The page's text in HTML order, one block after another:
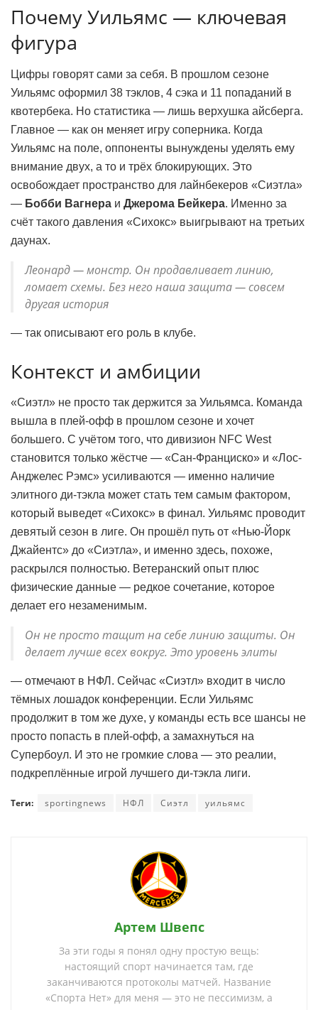
Почему Уильямс — ключевая
фигура
Цифры говорят сами за себя. В прошлом сезоне
Уильямс оформил 38 тэклов, 4 сэка и 11 попаданий в
квотербека. Но статистика — лишь верхушка айсберга.
Главное — как он меняет игру соперника. Когда
Уильямс на поле, оппоненты вынуждены уделять ему
внимание двух, а то и трёх блокирующих. Это
освобождает пространство для лайнбекеров «Сиэтла»
— Бобби Вагнера и Джерома Бейкера. Именно за
счёт такого давления «Сихокс» выигрывают на третьих
даунах.
Леонард — монстр. Он продавливает линию,
ломает схемы. Без него наша защита — совсем
другая история
— так описывают его роль в клубе.
Контекст и амбиции
«Сиэтл» не просто так держится за Уильямса. Команда
вышла в плей-офф в прошлом сезоне и хочет
большего. С учётом того, что дивизион NFC West
становится только жёстче — «Сан-Франциско» и «Лос-
Анджелес Рэмс» усиливаются — именно наличие
элитного ди-тэкла может стать тем самым фактором,
который выведет «Сихокс» в финал. Уильямс проводит
девятый сезон в лиге. Он прошёл путь от «Нью-Йорк
Джайентс» до «Сиэтла», и именно здесь, похоже,
раскрылся полностью. Ветеранский опыт плюс
физические данные — редкое сочетание, которое
делает его незаменимым.
Он не просто тащит на себе линию защиты. Он
делает лучше всех вокруг. Это уровень элиты
— отмечают в НФЛ. Сейчас «Сиэтл» входит в число
тёмных лошадок конференции. Если Уильямс
продолжит в том же духе, у команды есть все шансы не
просто попасть в плей-офф, а замахнуться на
Супербоул. И это не громкие слова — это реалии,
подкреплённые игрой лучшего ди-тэкла лиги.
Теги: sportingnews НФЛ Сиэтл уильямс
Артем Швепс
За эти годы я понял одну простую вещь:
настоящий спорт начинается там, где
заканчиваются протоколы матчей. Название
«Спорта Нет» для меня — это не пессимизм, а